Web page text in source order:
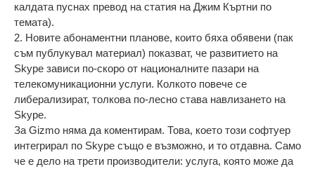
калдата пуснах превод на статия на Джим Къртни по
темата).
2. Новите абонаментни планове, които бяха обявени (пак
съм публукувал материал) показват, че развитието на
Skype зависи по-скоро от националните пазари на
телекомуникационни услуги. Колкото повече се
либерализират, толкова по-лесно става навлизането на
Skype.
За Gizmo няма да коментирам. Това, което този софтуер
интегрирал по Skype също е възможно, и то отдавна. Само
че е дело на трети производители: услуга, която може да